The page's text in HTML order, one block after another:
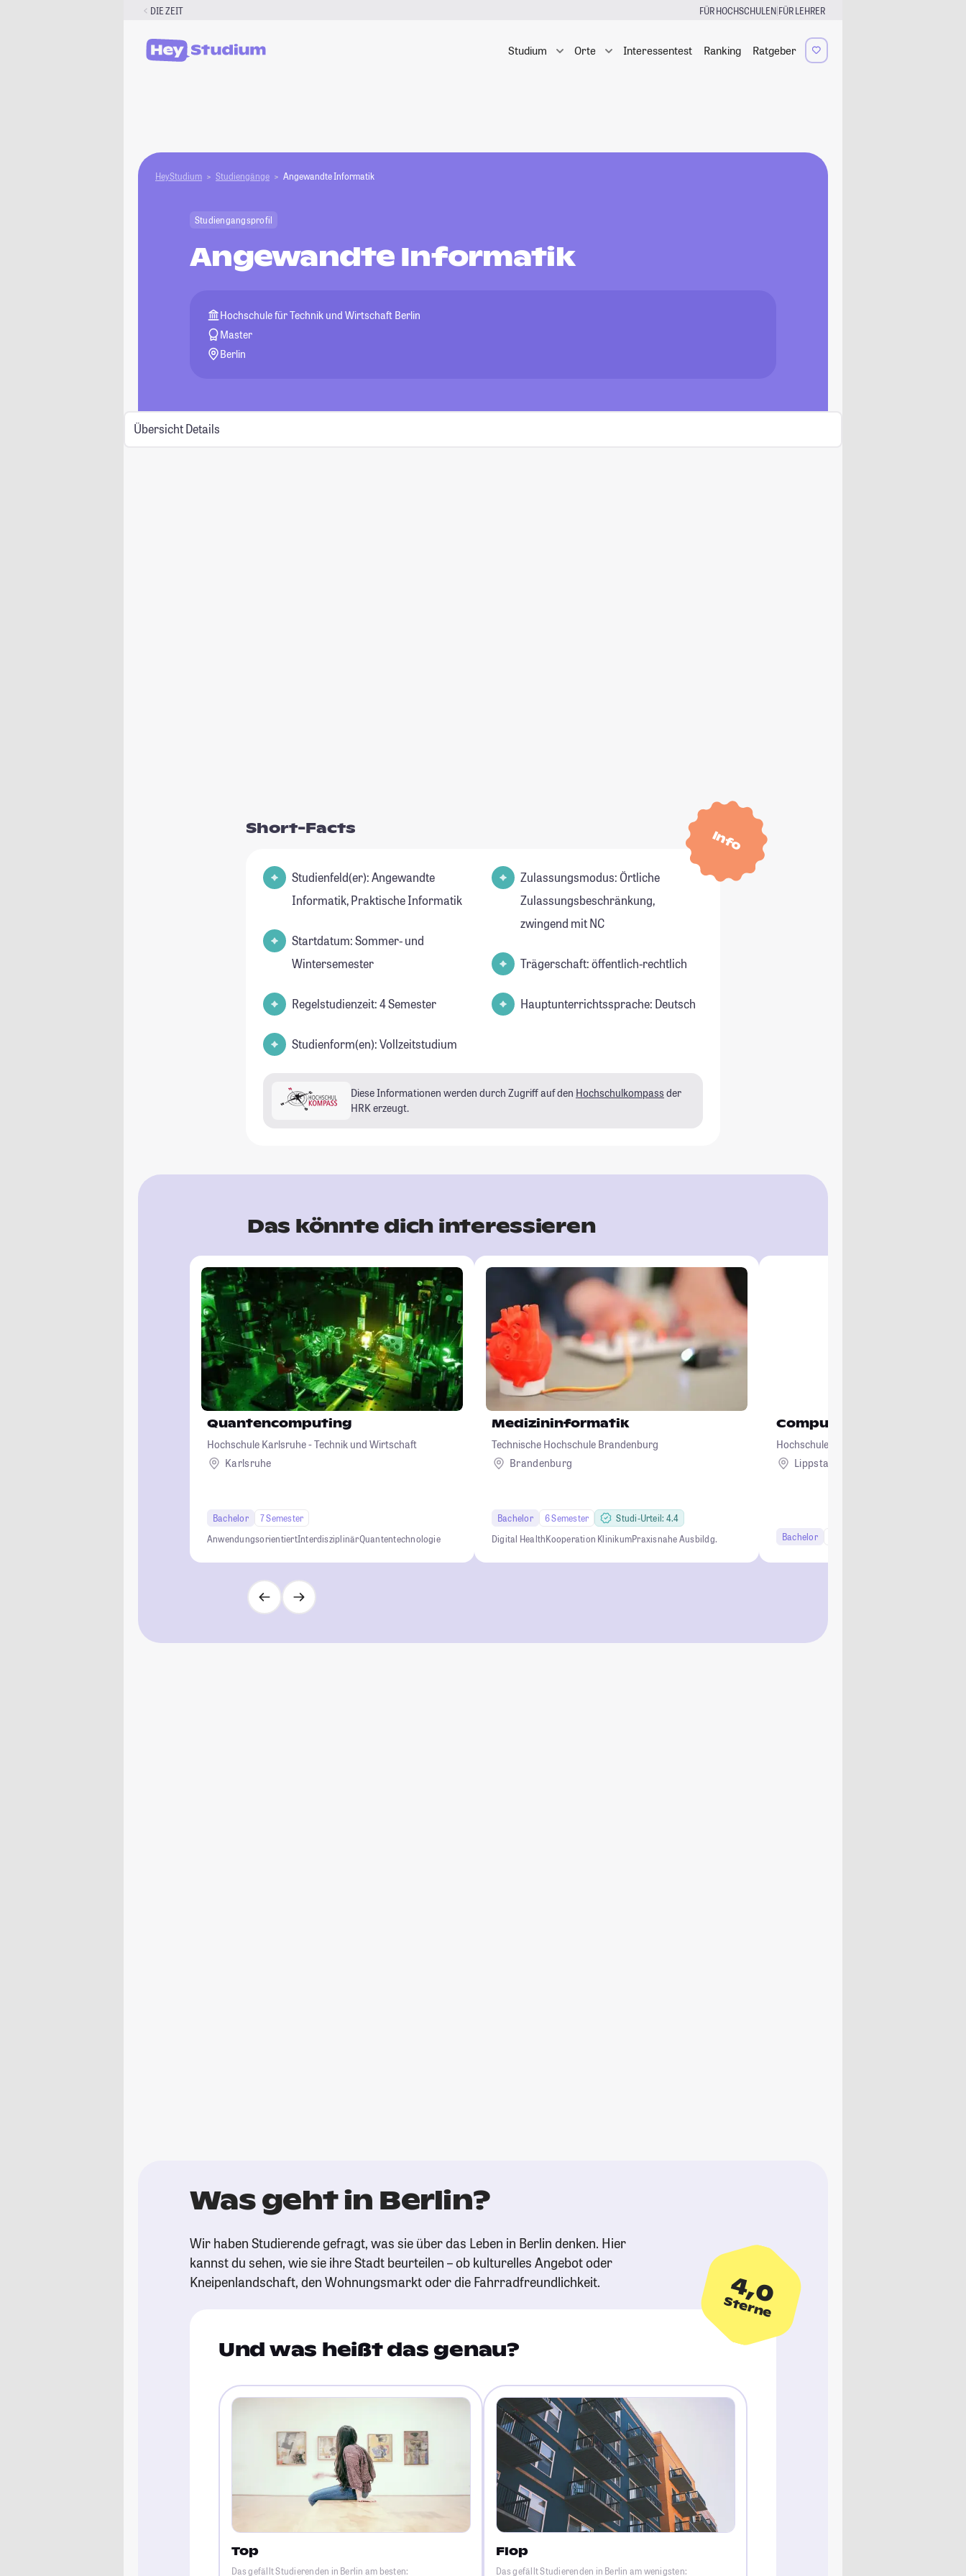
DIE ZEIT FÜR HOCHSCHULEN|FÜR LEHRER
Studium Orte Interessentest Ranking Ratgeber
HeyStudium Studiengänge Angewandte Informatik
Studiengangsprofil
Angewandte Informatik
Hochschule für Technik und Wirtschaft Berlin
Master
Berlin
Übersicht Details
Info
Short-Facts
Studienfeld(er): Angewandte
Informatik, Praktische Informatik
Startdatum: Sommer- und
Wintersemester
Regelstudienzeit: 4 Semester
Studienform(en): Vollzeitstudium
Zulassungsmodus: Örtliche
Zulassungsbeschränkung,
zwingend mit NC
Trägerschaft: öffentlich-rechtlich
Hauptunterrichtssprache: Deutsch
Diese Informationen werden durch Zugriff auf den Hochschulkompass der
HRK erzeugt.
Das könnte dich interessieren
Quantencomputing
Hochschule Karlsruhe - Technik und Wirtschaft
Karlsruhe
Bachelor
7 Semester
AnwendungsorientiertInterdisziplinärQuantentechnologie
Medizininformatik
Technische Hochschule Brandenburg
Brandenburg
Bachelor 6 Semester
Studi-Urteil: 4.4
Digital HealthKooperation KlinikumPraxisnahe Ausbildg.
Computervisualistik und
Hochschule Hamm-Lippstadt
Lippstadt
Bachelor
Was geht in Berlin?
Wir haben Studierende gefragt, was sie über das Leben in Berlin denken. Hier
kannst du sehen, wie sie ihre Stadt beurteilen – ob kulturelles Angebot oder
Kneipenlandschaft, den Wohnungsmarkt oder die Fahrradfreundlichkeit.
4,0
Sterne
Und was heißt das genau?
Top
Das gefällt Studierenden in Berlin am besten:
Flop
Das gefällt Studierenden in Berlin am wenigsten: